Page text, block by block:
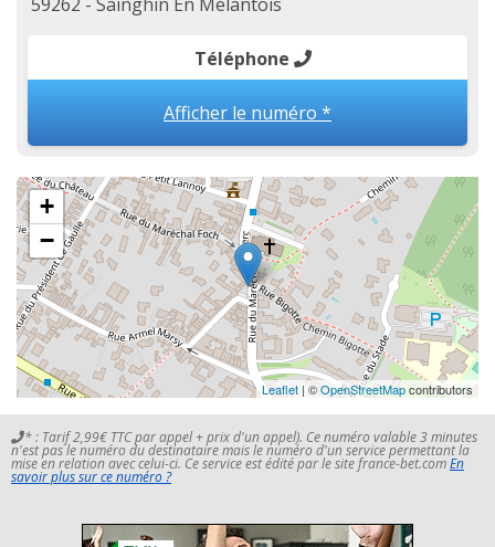
Téléphone
Afficher le numéro *
+
−
Leaflet | ©OpenStreetMapcontributors
* : Tarif 2,99€ TTC par appel + prix d'un appel). Ce numéro valable 3 minutes
n'est pas le numéro du destinataire mais le numéro d'un service permettant la
mise en relation avec celui-ci. Ce service est édité par le site france-bet.comEn
savoir plus sur ce numéro ?